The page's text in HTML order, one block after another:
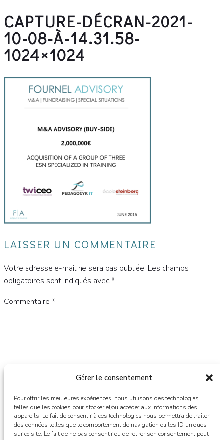
Gérer le consentement
Pour offrir les meilleures expériences, nous utilisons des technologies
telles que les cookies pour stocker et/ou accéder aux informations des
appareils. Le fait de consentir à ces technologies nous permettra de traiter
des données telles que le comportement de navigation ou les ID uniques
sur ce site. Le fait de ne pas consentir ou de retirer son consentement peut
CAPTURE-DÉCRAN-2021-
10-08-À-14.31.58-
1024×1024
LAISSER UN COMMENTAIRE
Votre adresse e-mail ne sera pas publiée. Les champs
obligatoires sont indiqués avec *
Commentaire *
Nom*